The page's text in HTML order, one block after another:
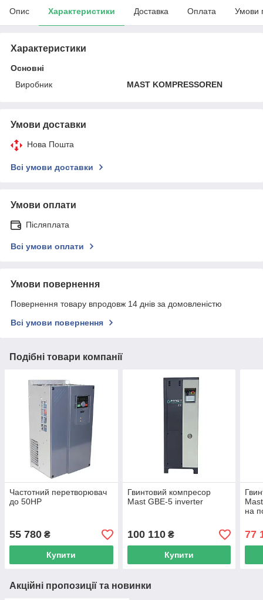
Опис Характеристики Доставка Оплата Умови
Характеристики
Основні
Виробник
MAST KOMPRESSOREN
Умови доставки
Нова Пошта
Всі умови доставки
Умови оплати
Післяплата
Всі умови оплати
Умови повернення
Повернення товару впродовж 14 днів за домовленістю
Всі умови повернення
Подібні товари компанії
Частотний перетворювач
до 50HP
55 780 ₴
Купити
Гвинтовий компресор
Mast GBE-5 inverter
100 110₴
Купити
на
77
Акційні пропозиції та новинки